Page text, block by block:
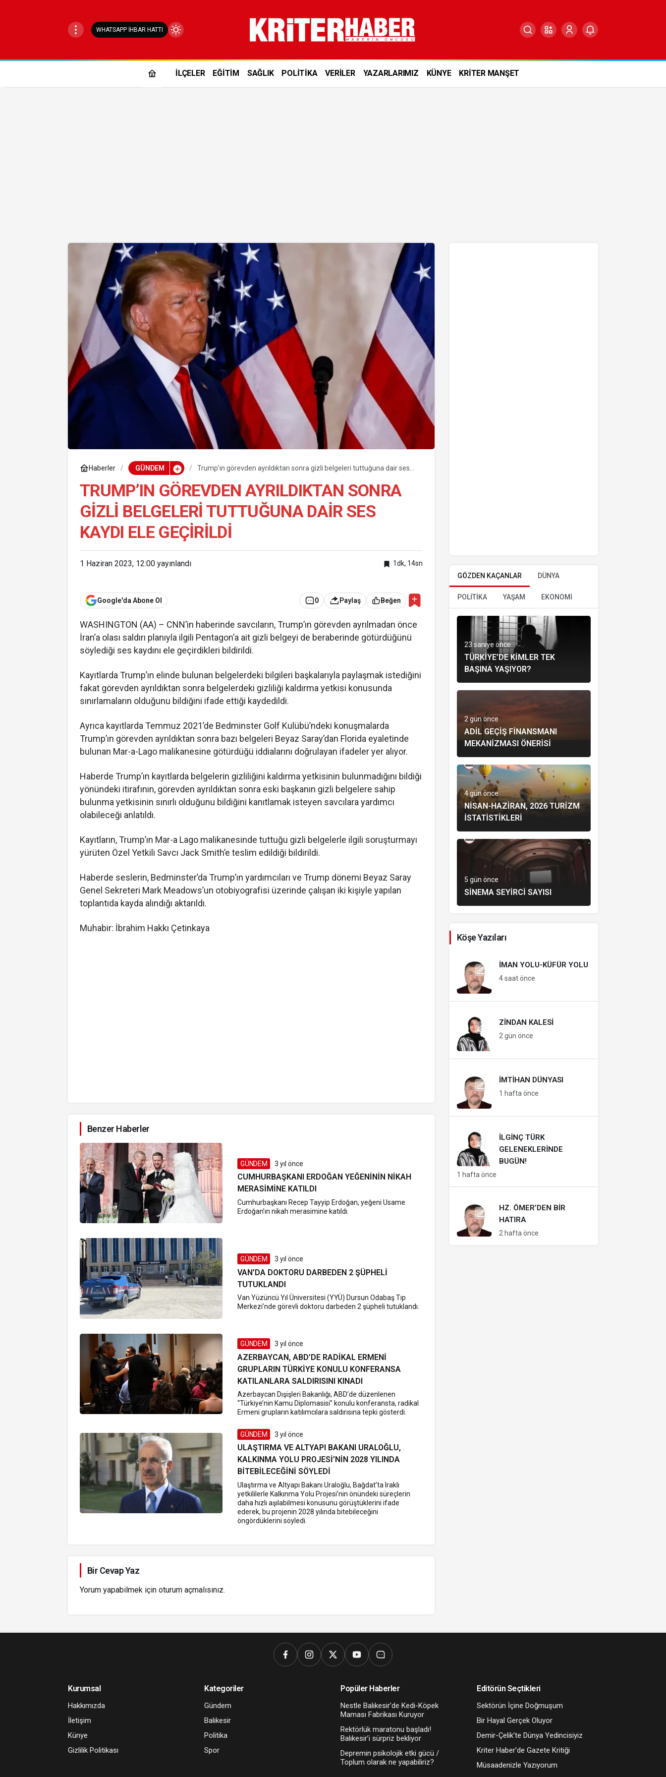
WHATSAPP İHBAR HATTI
Mod
İLÇELER EĞİTİM SAĞLIK POLİTİKA VERİLER YAZARLARIMIZ KÜNYE KRİTER MANŞET
Haberler GÜNDEM
Trump’ın görevden ayrıldıktan sonra gizli belgeleri tuttuğuna dair ses
TRUMP’IN GÖREVDEN AYRILDIKTAN SONRA
GIZLI BELGELERI TUTTUĞUNA DAIR SES
KAYDI ELE GEÇIRILDI
1 Haziran 2023, 12:00 yayınlandı 1dk, 14sn
Google'da Abone Ol 0 Paylaş Beğen
WASHINGTON (AA) – CNN’in haberinde savcıların, Trump’ın görevden ayrılmadan önce
İran’a olası saldırı planıyla ilgili Pentagon’a ait gizli belgeyi de beraberinde götürdüğünü
söylediği ses kaydını ele geçirdikleri bildirildi.
Kayıtlarda Trump’ın elinde bulunan belgelerdeki bilgileri başkalarıyla paylaşmak istediğini
fakat görevden ayrıldıktan sonra belgelerdeki gizliliği kaldırma yetkisi konusunda
sınırlamaların olduğunu bildiğini ifade ettiği kaydedildi.
Ayrıca kayıtlarda Temmuz 2021’de Bedminster Golf Kulübü’ndeki konuşmalarda
Trump’ın görevden ayrıldıktan sonra bazı belgeleri Beyaz Saray’dan Florida eyaletinde
bulunan Mar-a-Lago malikanesine götürdüğü iddialarını doğrulayan ifadeler yer alıyor.
Haberde Trump’ın kayıtlarda belgelerin gizliliğini kaldırma yetkisinin bulunmadığını bildiği
yönündeki itirafının, görevden ayrıldıktan sonra eski başkanın gizli belgelere sahip
bulunma yetkisinin sınırlı olduğunu bildiğini kanıtlamak isteyen savcılara yardımcı
olabileceği anlatıldı.
Kayıtların, Trump’ın Mar-a Lago malikanesinde tuttuğu gizli belgelerle ilgili soruşturmayı
yürüten Özel Yetkili Savcı Jack Smith’e teslim edildiği bildirildi.
Haberde seslerin, Bedminster’da Trump’ın yardımcıları ve Trump dönemi Beyaz Saray
Genel Sekreteri Mark Meadows’un otobiyografisi üzerinde çalışan iki kişiyle yapılan
toplantıda kayda alındığı aktarıldı.
Muhabir: İbrahim Hakkı Çetinkaya
Benzer Haberler
GÜNDEM 3 yıl önce
CUMHURBAŞKANI ERDOĞAN YEĞENININ NIKAH
MERASIMINE KATILDI
Cumhurbaşkanı Recep Tayyip Erdoğan, yeğeni Usame
Erdoğan’ın nikah merasimine katıldı.
GÜNDEM 3 yıl önce
VAN’DA DOKTORU DARBEDEN 2 ŞÜPHELI
TUTUKLANDI
Van Yüzüncü Yıl Üniversitesi (YYÜ) Dursun Odabaş Tıp
Merkezi’nde görevli doktoru darbeden 2 şüpheli tutuklandı.
GÜNDEM 3 yıl önce
AZERBAYCAN, ABD’DE RADIKAL ERMENI
GRUPLARIN TÜRKIYE KONULU KONFERANSA
KATILANLARA SALDIRISINI KINADI
Azerbaycan Dışişleri Bakanlığı, ABD’de düzenlenen
“Türkiye’nin Kamu Diplomasisi” konulu konferansta, radikal
Ermeni grupların katılımcılara saldırısına tepki gösterdi.
GÜNDEM 3 yıl önce
ULAŞTIRMA VE ALTYAPI BAKANI URALOĞLU,
KALKINMA YOLU PROJESI’NIN 2028 YILINDA
BITEBILECEĞINI SÖYLEDI
Ulaştırma ve Altyapı Bakanı Uraloğlu, Bağdat’ta Iraklı
yetkililerle Kalkınma Yolu Projesi’nin önündeki süreçlerin
daha hızlı aşılabilmesi konusunu görüştüklerini ifade
ederek, bu projenin 2028 yılında bitebileceğini
öngördüklerini söyledi.
Bir Cevap Yaz
Yorum yapabilmek için oturum açmalısınız.
GÖZDEN KAÇANLAR DÜNYA
POLİTİKA YAŞAM EKONOMİ
23 saniye önce
TÜRKIYE’DE KIMLER TEK
BAŞINA YAŞIYOR?
2 gün önce
ADIL GEÇIŞ FINANSMANI
MEKANIZMASI ÖNERISI
4 gün önce
NISAN-HAZIRAN, 2026 TURIZM
İSTATISTIKLERI
5 gün önce
SINEMA SEYIRCI SAYISI
Köşe Yazıları
İMAN YOLU-KÜFÜR YOLU
4 saat önce
ZINDAN KALESI
2 gün önce
İMTIHAN DÜNYASI
1 hafta önce
İLGINÇ TÜRK
GELENEKLERINDE
BUGÜN!
1 hafta önce
HZ. ÖMER’DEN BIR
HATIRA
2 hafta önce
Kurumsal
Hakkımızda
İletişim
Künye
Gizlilik Politikası
Kategoriler
Gündem
Balıkesir
Politika
Spor
Popüler Haberler
Nestle Balıkesir’de Kedi-Köpek
Maması Fabrikası Kuruyor
Rektörlük maratonu başladı!
Balıkesir’i sürpriz bekliyor
Depremin psikolojik etki gücü /
Toplum olarak ne yapabiliriz?
Editörün Seçtikleri
Sektörün İçine Doğmuşum
Bir Hayal Gerçek Oluyor
Demir-Çelik’te Dünya Yedincisiyiz
Kriter Haber’de Gazete Kritiği
Müsaadenizle Yazıyorum